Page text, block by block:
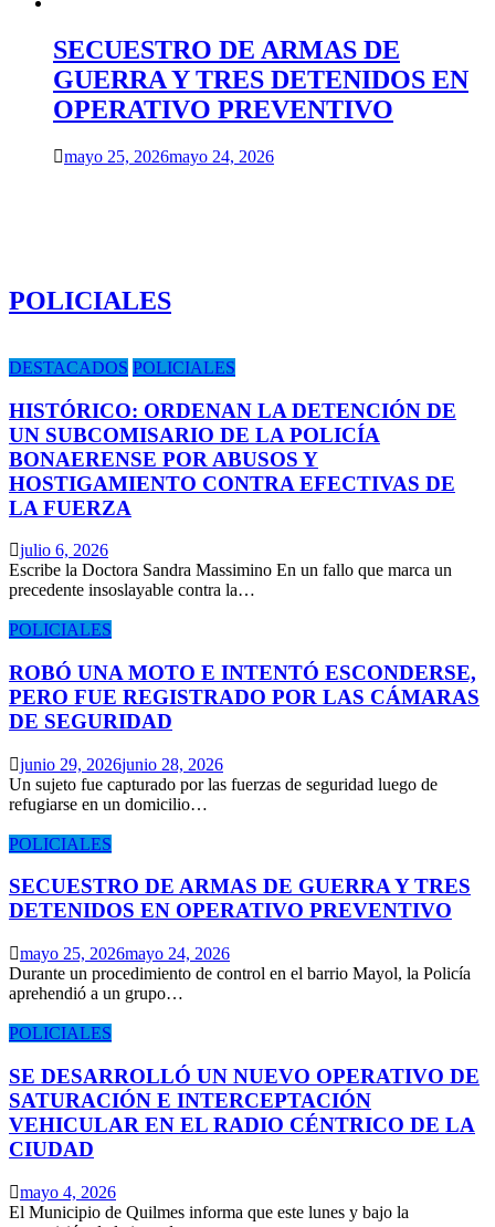
SECUESTRO DE ARMAS DE
GUERRA Y TRES DETENIDOS EN
OPERATIVO PREVENTIVO
mayo 25, 2026mayo 24, 2026
POLICIALES
DESTACADOS POLICIALES
HISTÓRICO: ORDENAN LA DETENCIÓN DE
UN SUBCOMISARIO DE LA POLICÍA
BONAERENSE POR ABUSOS Y
HOSTIGAMIENTO CONTRA EFECTIVAS DE
LA FUERZA
julio 6, 2026
Escribe la Doctora Sandra Massimino En un fallo que marca un
precedente insoslayable contra la…
POLICIALES
ROBÓ UNA MOTO E INTENTÓ ESCONDERSE,
PERO FUE REGISTRADO POR LAS CÁMARAS
DE SEGURIDAD
junio 29, 2026junio 28, 2026
Un sujeto fue capturado por las fuerzas de seguridad luego de
refugiarse en un domicilio…
POLICIALES
SECUESTRO DE ARMAS DE GUERRA Y TRES
DETENIDOS EN OPERATIVO PREVENTIVO
mayo 25, 2026mayo 24, 2026
Durante un procedimiento de control en el barrio Mayol, la Policía
aprehendió a un grupo…
POLICIALES
SE DESARROLLÓ UN NUEVO OPERATIVO DE
SATURACIÓN E INTERCEPTACIÓN
VEHICULAR EN EL RADIO CÉNTRICO DE LA
CIUDAD
mayo 4, 2026
El Municipio de Quilmes informa que este lunes y bajo la